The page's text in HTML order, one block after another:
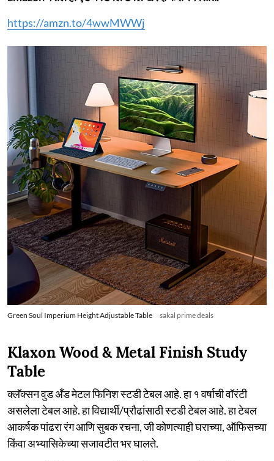
https://amzn.to/4wwMWWj
Green Soul Imperium Height Adjustable Table sakal prime deals
Klaxon Wood & Metal Finish Study
Table
क्लॅक्सन वुड अँड मेटल फिनिश स्टडी टेबल आहे. हा १ वर्षाची वॉरंटी
असलेला टेबल आहे. हा विद्यार्थी/प्रौढांसाठी स्टडी टेबल आहे. हा टेबल
आकर्षक पांढरा रंग आणि सुबक रचना, जी कोणत्याही घराच्या, ऑफिसच्या
किंवा अभ्यासिकेच्या सजावटीत भर घालते.